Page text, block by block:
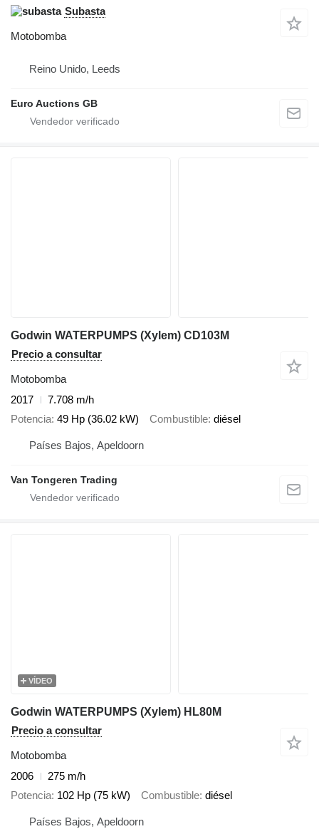
Subasta
Motobomba
Reino Unido, Leeds
Euro Auctions GB
Godwin WATERPUMPS (Xylem) CD103M
Precio a consultar
Motobomba
2017
7.708 m/h
Potencia 49 Hp (36.02 kW) Combustible diésel
Países Bajos, Apeldoorn
Van Tongeren Trading
VÍDEO
Godwin WATERPUMPS (Xylem) HL80M
Precio a consultar
Motobomba
2006
275 m/h
Potencia 102 Hp (75 kW) Combustible diésel
Países Bajos, Apeldoorn